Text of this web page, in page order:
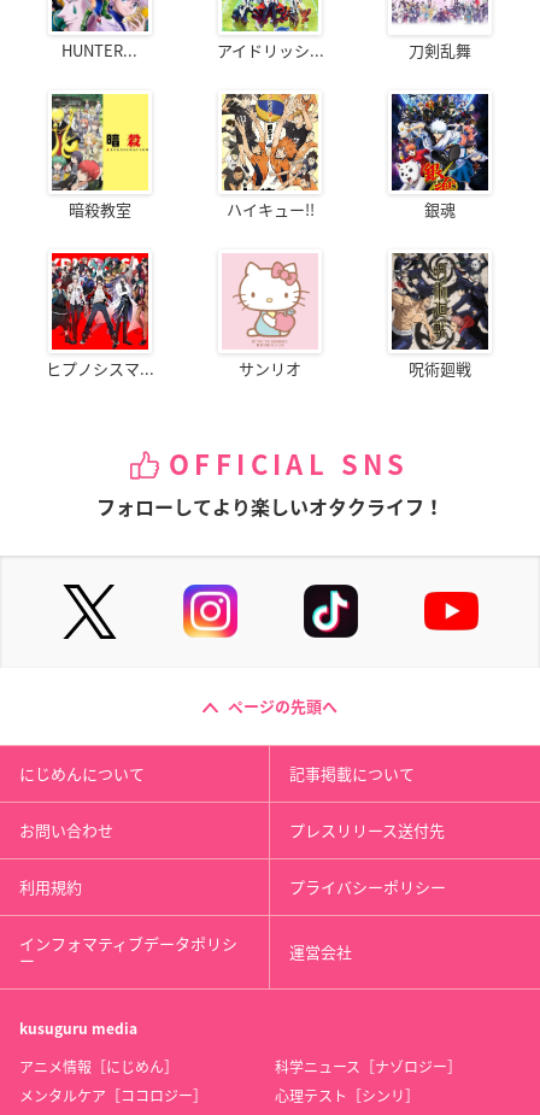
HUNTER... アイドリッシ... 刀剣乱舞
暗殺教室 ハイキュー!! 銀魂
ヒプノシスマ... サンリオ 呪術廻戦
OFFICIAL SNS
フォローしてより楽しいオタクライフ！
ページの先頭へ
にじめんについて 記事掲載について
お問い合わせ プレスリリース送付先
利用規約 プライバシーポリシー
インフォマティブデータポリシ
ー 運営会社
kusuguru media
アニメ情報［にじめん］
科学ニュース［ナゾロジー］
メンタルケア［ココロジー］
心理テスト［シンリ］